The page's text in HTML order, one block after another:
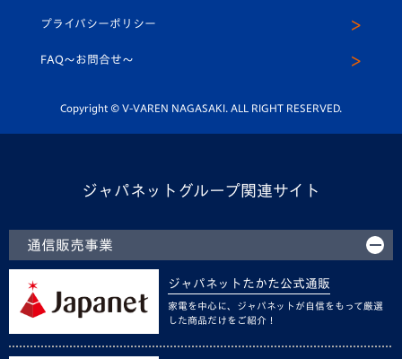
平和祈念活動
ホームタウン活動
スクール
公式LINE＠
プライバシーポリシー
FAQ〜お問合せ〜
Copyright © V-VAREN NAGASAKI. ALL RIGHT RESERVED.
ジャパネットグループ関連サイト
通信販売事業
ジャパネットたかた公式通販
家電を中心に、ジャパネットが自信をもって厳選
した商品だけをご紹介！